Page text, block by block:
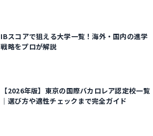
IBスコアで狙える大学一覧！海外・国内の進学
戦略をプロが解説
【2026年版】東京の国際バカロレア認定校一覧
｜選び方や適性チェックまで完全ガイド